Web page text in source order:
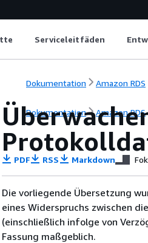
Serviceleitfäden
Dokumentation Amazon RDS
Dokumentation Amazon RDS
PDF RSS Markdown
Die vorliegende Übersetzung
eines Widerspruchs zwischen
(einschließlich infolge von
Fassung maßgeblich.